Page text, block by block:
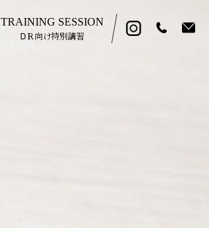
TRAINING SESSION
DＲ向け特別講習